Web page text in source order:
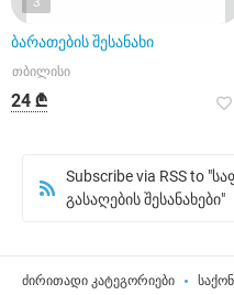
ბარათების შესანახი
თბილისი
24 ₾
Subscribe via RSS to
გასაღების შესანახები"
ძირითადი კატეგორიები